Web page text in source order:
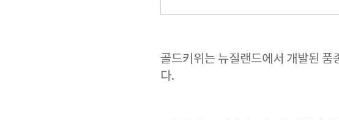
골드키위는 뉴질랜드에서 개발된 품
다.